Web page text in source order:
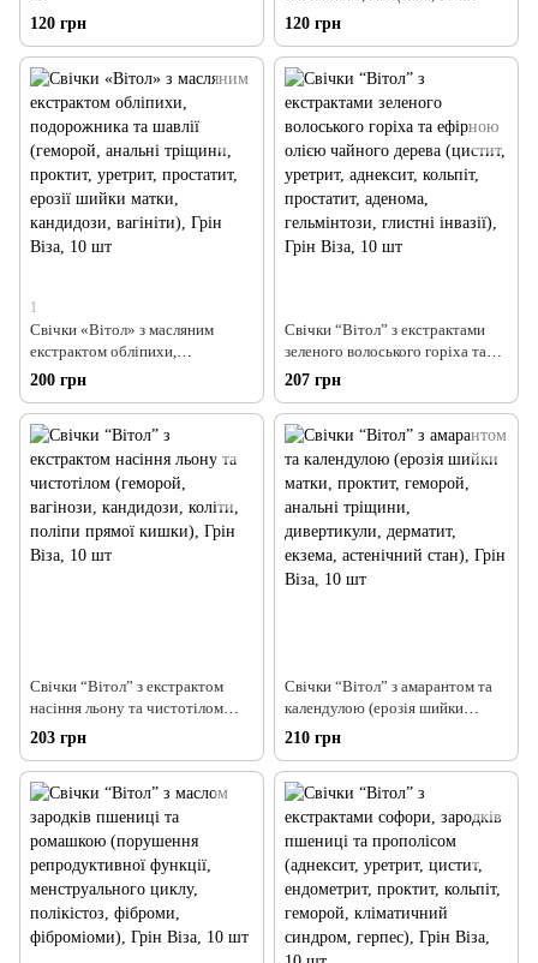
120 грн
120 грн
1
Свічки «Вітол» з масляним
екстрактом обліпихи,
подорожника та шавлії
(геморой, анальні тріщини,
проктит, уретрит, простатит,
ерозії шийки матки, кандидози,
вагініти), Грін Віза, 10 шт
200 грн
Свічки “Вітол” з екстрактами
зеленого волоського горіха та
ефірною олією чайного дерева
(цистит, уретрит, аднексит,
кольпіт, простатит, аденома,
гельмінтози, глистні інвазії),
Грін Віза, 10 шт
207 грн
Свічки “Вітол” з екстрактом
насіння льону та чистотілом
(геморой, вагінози, кандидози,
коліти, поліпи прямої кишки),
Грін Віза, 10 шт
203 грн
Свічки “Вітол” з амарантом та
календулою (ерозія шийки
матки, проктит, геморой, анальні
тріщини, дивертикули, дерматит,
екзема, астенічний стан), Грін
Віза, 10 шт
210 грн